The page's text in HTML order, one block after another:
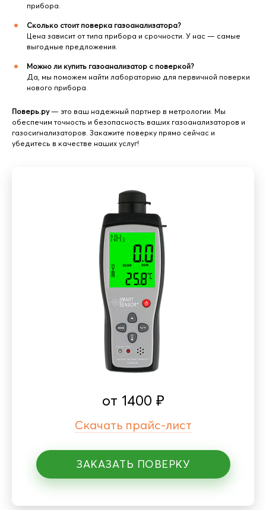
прибора.
Сколько стоит поверка газоанализатора?
Цена зависит от типа прибора и срочности. У нас — самые
выгодные предложения.
Можно ли купить газоанализатор с поверкой?
Да, мы поможем найти лабораторию для первичной поверки
нового прибора.
Поверь.ру— это ваш надежный партнер в метрологии. Мы
обеспечим точность и безопасность ваших газоанализаторов и
газосигнализаторов. Закажите поверку прямо сейчас и
убедитесь в качестве наших услуг!
от 1400 ₽
Скачать прайс-лист
ЗАКАЗАТЬ ПОВЕРКУ